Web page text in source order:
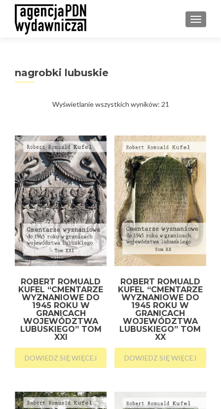
nagrobki lubuskie
Wyświetlanie wszystkich wyników: 21
najnowszych
ROBERT ROMUALD
KUFEL “CMENTARZE
WYZNANIOWE DO
1945 ROKU W
GRANICACH
WOJEWÓDZTWA
LUBUSKIEGO” TOM
XXI
DOWIEDZ SIĘ WIĘCEJ
ROBERT ROMUALD
KUFEL “CMENTARZE
WYZNANIOWE DO
1945 ROKU W
GRANICACH
WOJEWÓDZTWA
LUBUSKIEGO” TOM
XX
DOWIEDZ SIĘ WIĘCEJ